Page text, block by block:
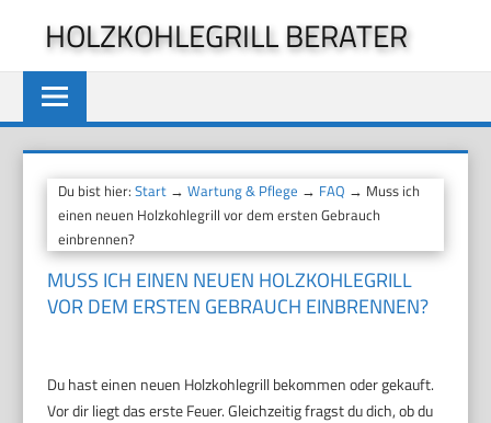
springen
HOLZKOHLEGRILL BERATER
Du bist hier:Start →Wartung & Pflege → FAQ → Muss ich
einen neuen Holzkohlegrill vor dem ersten Gebrauch
einbrennen?
MUSS ICH EINEN NEUEN HOLZKOHLEGRILL
VOR DEM ERSTEN GEBRAUCH EINBRENNEN?
Du hast einen neuen Holzkohlegrill bekommen oder gekauft.
Vor dir liegt das erste Feuer. Gleichzeitig fragst du dich, ob du